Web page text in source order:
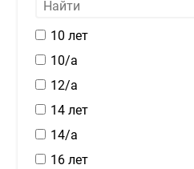
Черный
Чёрный-красный
10 лет
10/а
12/а
14 лет
14/а
16 лет